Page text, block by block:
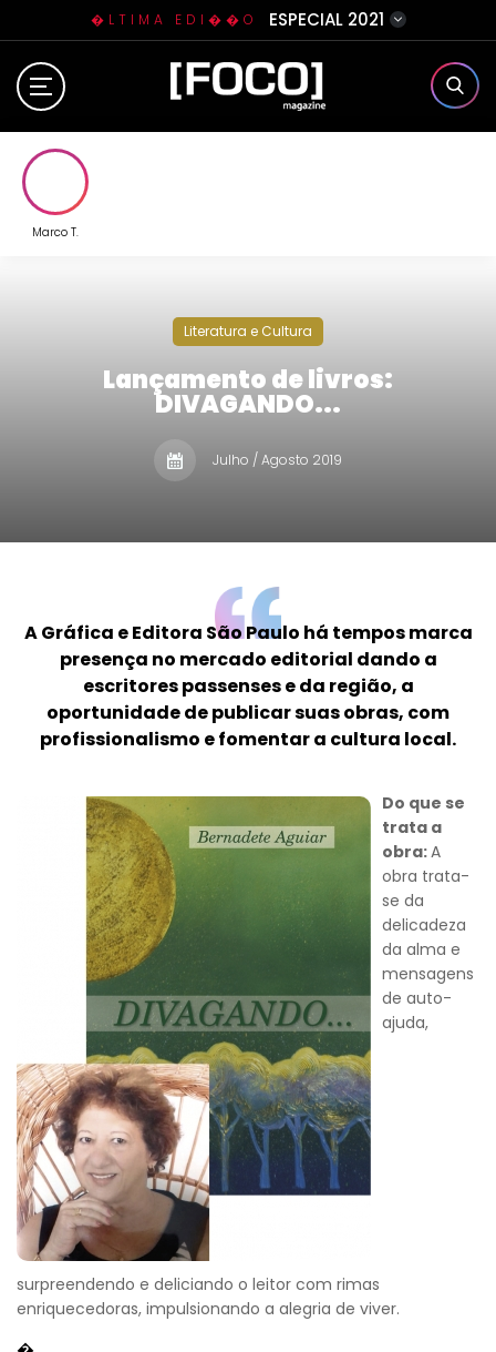
�LTIMA EDI��O ESPECIAL 2021
Home
Contato
Marco T.
Literatura e Cultura
Lançamento de livros:
DIVAGANDO...
Julho / Agosto 2019
A Gráfica e Editora São Paulo há tempos marca
presença no mercado editorial dando a
escritores passenses e da região, a
oportunidade de publicar suas obras, com
profissionalismo e fomentar a cultura local.
Do que se
trata a
obra:A
obra trata-
se da
delicadeza
da alma e
mensagens
de auto-
ajuda,
surpreendendo e deliciando o leitor com rimas
enriquecedoras, impulsionando a alegria de viver.